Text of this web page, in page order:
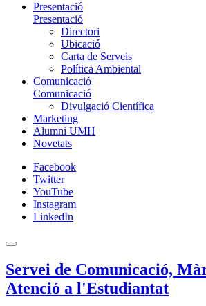
Presentació
Presentació
Directori
Ubicació
Carta de Serveis
Política Ambiental
Comunicació
Comunicació
Divulgació Científica
Marketing
Alumni UMH
Novetats
Facebook
Twitter
YouTube
Instagram
LinkedIn
Servei de Comunicació,
Atenció a l'Estudiantat